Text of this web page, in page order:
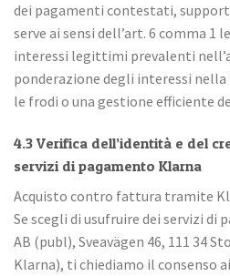
dei pagamenti contestati,
serve ai sensi dell’art. 6 comma
interessi legittimi prevalenti
ponderazione degli interessi
le frodi o una gestione efficiente
4.3 Verifica dell’identità e del
servizi di pagamento Klarna
Acquisto contro fattura tramite
Se scegli di usufruire dei servizi di
AB (publ), Sveavägen 46, 111 34
Klarna), ti chiediamo il consenso